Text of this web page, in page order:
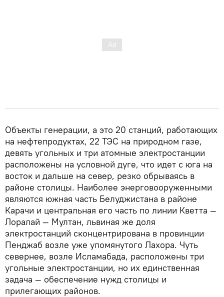
Объекты генерации, а это 20 станций, работающих
на нефтепродуктах, 22 ТЭС на природном газе,
девять угольных и три атомные электростанции
расположены на условной дуге, что идет с юга на
восток и дальше на север, резко обрываясь в
районе столицы. Наиболее энерговооруженными
являются южная часть Белуджистана в районе
Карачи и центральная его часть по линии Кветта —
Лоралай — Мултан, львиная же доля
электростанций сконцентрирована в провинции
Пенджаб возле уже упомянутого Лахора. Чуть
севернее, возле Исламабада, расположены три
угольные электростанции, но их единственная
задача — обеспечение нужд столицы и
прилегающих районов.